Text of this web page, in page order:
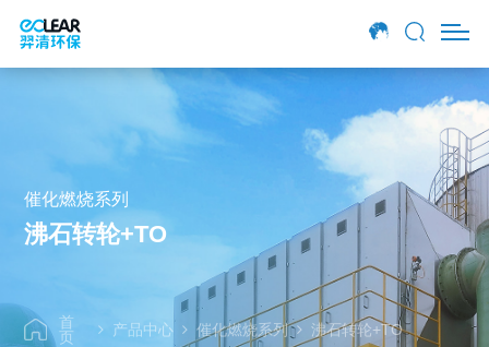
催化燃烧系列
沸石转轮+TO
首
页
产品中心 催化燃烧系列 沸石转轮+TO
产品细节 产品介绍